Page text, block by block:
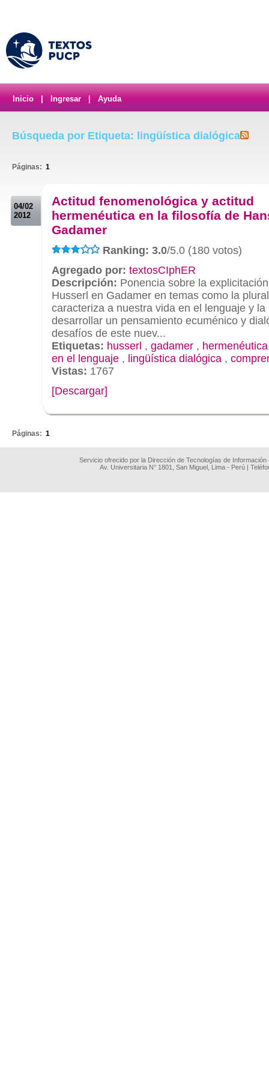
Inicio Ingresar Ayuda
Búsqueda por Etiqueta: lingüística dialógica
Páginas: 1
04/02
2012
Actitud fenomenológica y actitud
hermenéutica en la filosofía de
Gadamer
Ranking: 3.0/5.0 (180 votos)
Agregado por: textosCIphER
Descripción: Ponencia sobre la
Husserl en Gadamer en temas como la
caracteriza a nuestra vida en el lenguaje y la
desarrollar un pensamiento ecuménico y
desafíos de este nuev...
Etiquetas: husserl , gadamer , hermenéutica
en el lenguaje , lingüística dialógica ,
Vistas: 1767
[Descargar]
Páginas: 1
Servicio ofrecido por la Dirección de Tecnologías de
Av. Universitaria N° 1801, San Miguel, Lima - Perú |